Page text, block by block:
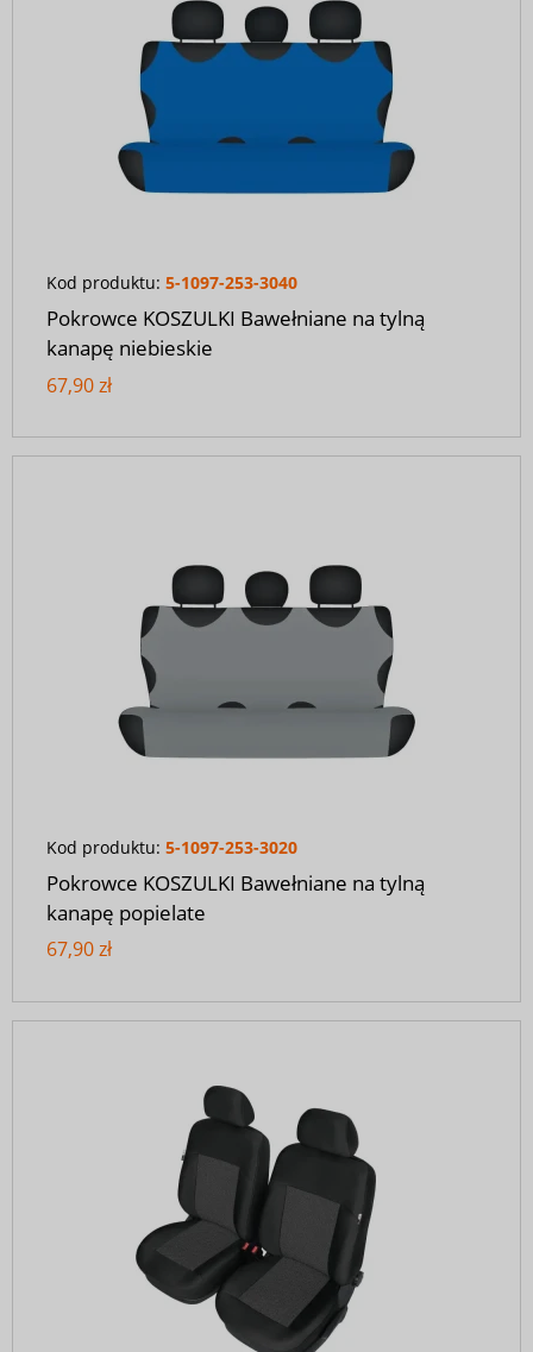
Kod produktu: 5-1097-253-3040
Pokrowce KOSZULKI Bawełniane na tylną
kanapę niebieskie
67,90 zł
Kod produktu: 5-1097-253-3020
Pokrowce KOSZULKI Bawełniane na tylną
kanapę popielate
67,90 zł